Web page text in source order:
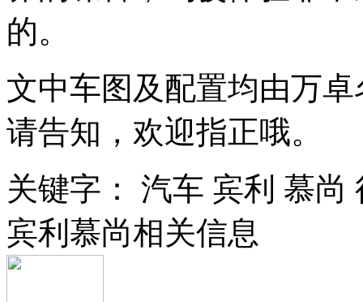
的。
文中车图及配置均由万
请告知，欢迎指正哦。
关键字： 汽车 宾利 慕尚
宾利慕尚相关信息